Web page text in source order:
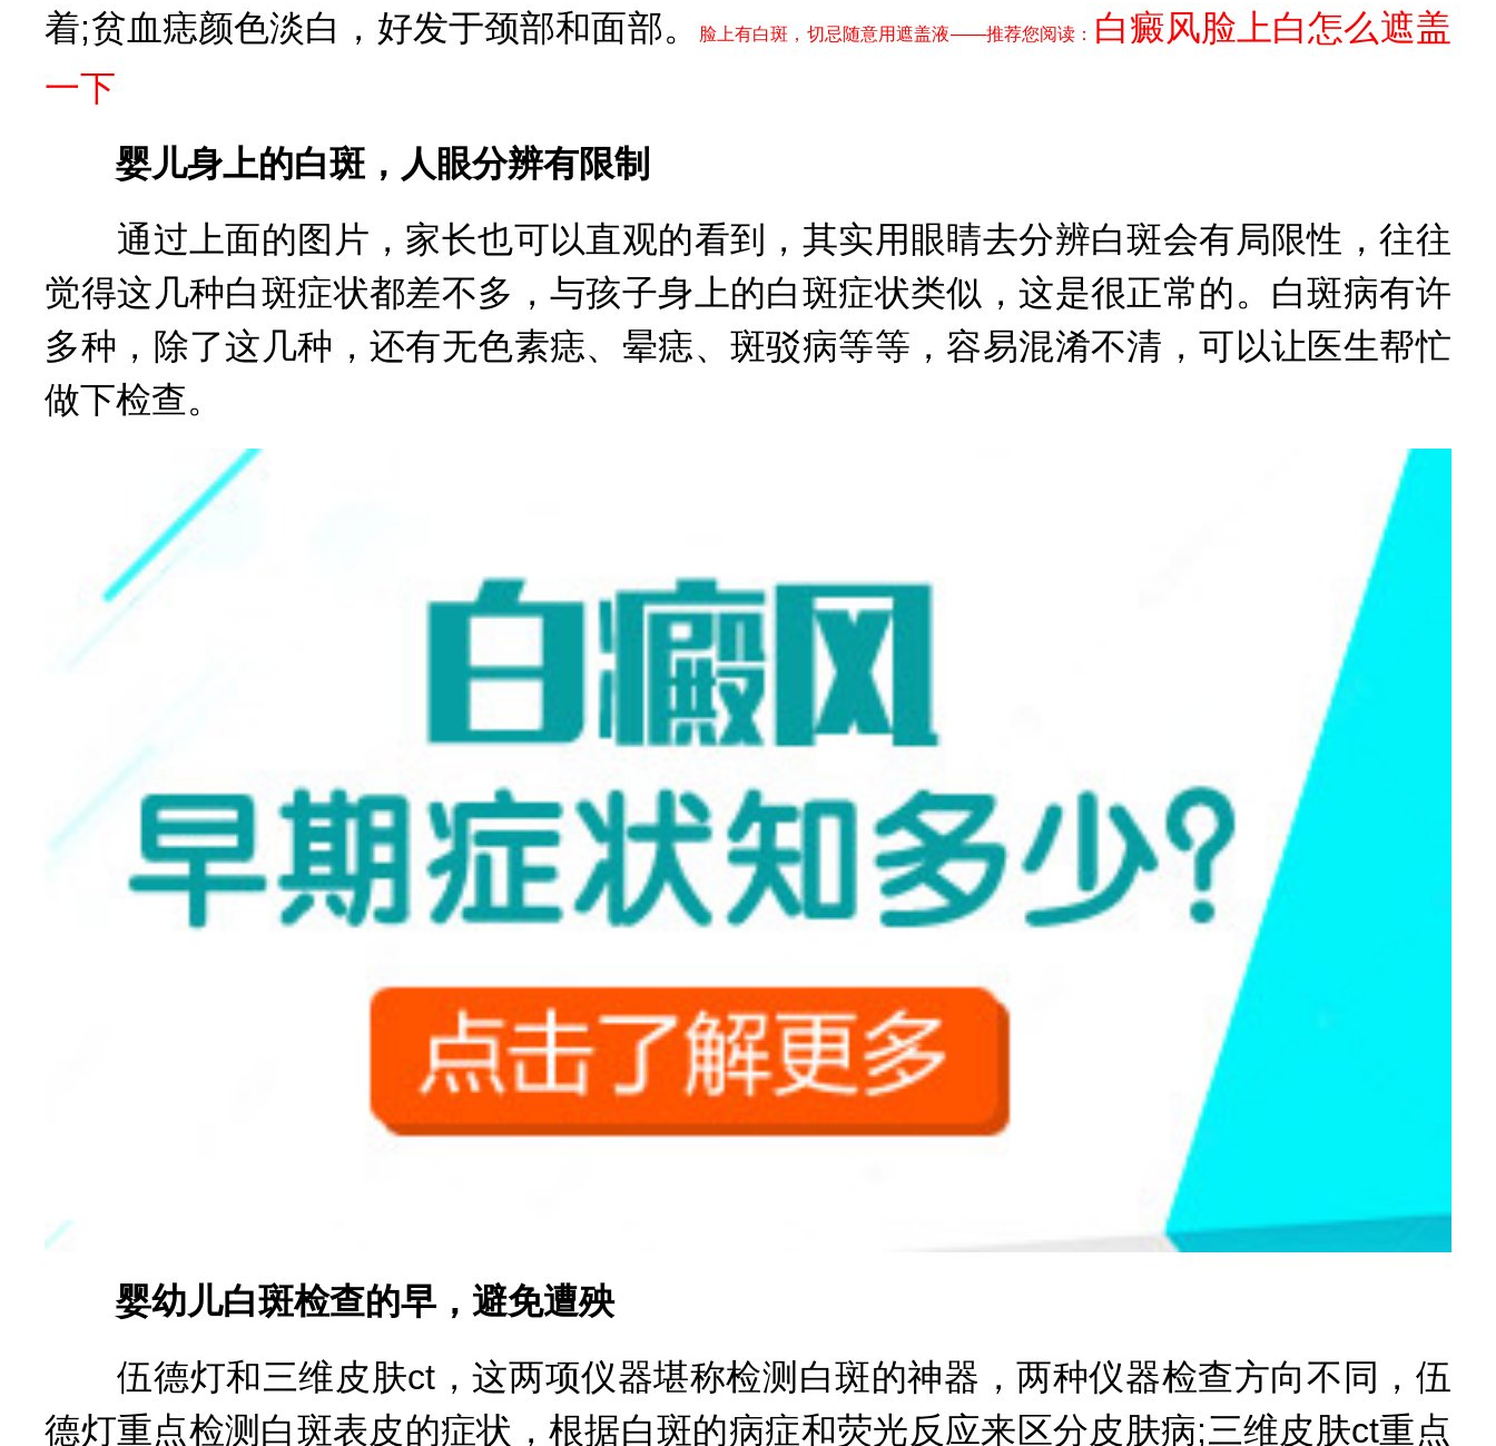
着;贫血痣颜色淡白，好发于颈部和面部。
脸上有白斑，切忌随意用遮盖液——推荐您阅读： 白癜风脸上白怎么遮盖
一下
婴儿身上的白斑，人眼分辨有限制
通过上面的图片，家长也可以直观的看到，其实用眼睛去分辨白斑会有局限性，往往
觉得这几种白斑症状都差不多，与孩子身上的白斑症状类似，这是很正常的。白斑病有许
多种，除了这几种，还有无色素痣、晕痣、斑驳病等等，容易混淆不清，可以让医生帮忙
做下检查。
婴幼儿白斑检查的早，避免遭殃
伍德灯和三维皮肤ct，这两项仪器堪称检测白斑的神器，两种仪器检查方向不同，伍
德灯重点检测白斑表皮的症状，根据白斑的病症和荧光反应来区分皮肤病;三维皮肤ct重点